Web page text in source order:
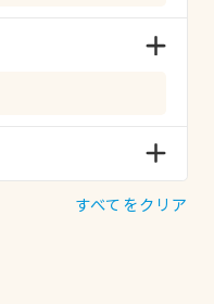
すべてをクリア